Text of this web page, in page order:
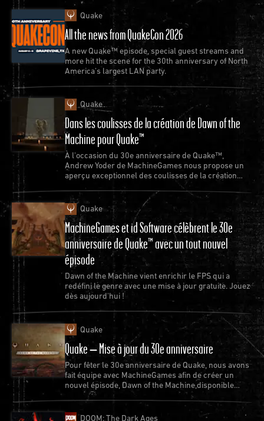
Quake
All the news from QuakeCon 2026
A new Quake™ episode, special guest streams and
more hit the scene for the 30th anniversary of North
America’s largest LAN party.
Quake
Dans les coulisses de la création de Dawn of the
Machine pour Quake™
À l'occasion du 30e anniversaire de Quake™,
Andrew Yoder de MachineGames nous propose un
aperçu exceptionnel des coulisses de la création
Quake
MachineGames et id Software célèbrent le 30e
anniversaire de Quake™ avec un tout nouvel
épisode
Dawn of the Machine vient enrichir le FPS qui a
redéfini le genre avec une mise à jour gratuite. Jouez
dès aujourd'hui !
Quake
Quake – Mise à jour du 30e anniversaire
Pour fêter le 30e anniversaire de Quake, nous avons
fait équipe avec MachineGames afin de créer un
nouvel épisode, Dawn of the Machine,disponible
gratuitement pour Quake.
DOOM: The Dark Ages